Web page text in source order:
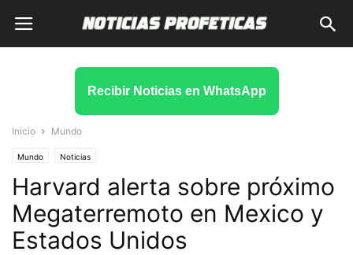
Recibir Noticias en WhatsApp
Inicio Mundo
Mundo Noticias
Harvard alerta sobre próximo
Megaterremoto en Mexico y
Estados Unidos